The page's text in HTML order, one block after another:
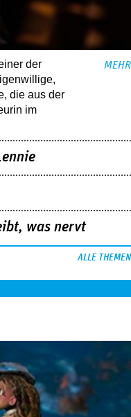
der
die aus der
im
MEHR
was nervt
ALLE THEMEN